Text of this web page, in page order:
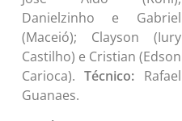
Danielzinho e Gabriel
(Maceió); Clayson (Iury
Castilho) e Cristian (Edson
Carioca).Técnico: Rafael
Guanaes.